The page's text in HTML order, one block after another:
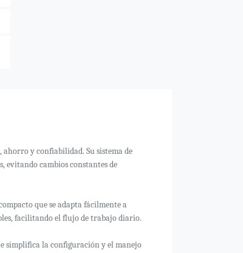
ahorro y confiabilidad. Su sistema de
evitando cambios constantes de
que se adapta fácilmente a
facilitando el flujo de trabajo diario.
simplifica la configuración y el manejo